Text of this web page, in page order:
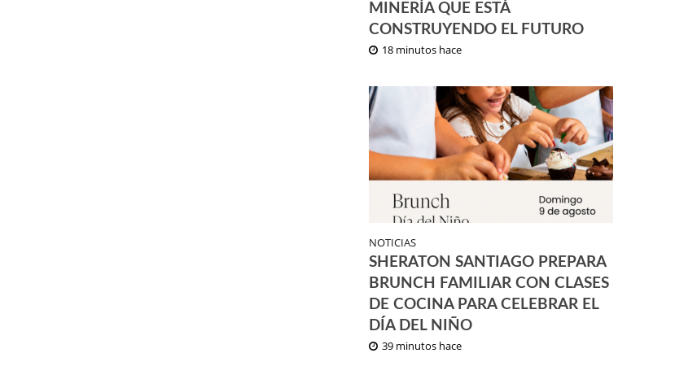
MINERÍA QUE ESTÁ
CONSTRUYENDO EL FUTURO
18 minutos hace
NOTICIAS
SHERATON SANTIAGO PREPARA
BRUNCH FAMILIAR CON CLASES
DE COCINA PARA CELEBRAR EL
DÍA DEL NIÑO
39 minutos hace